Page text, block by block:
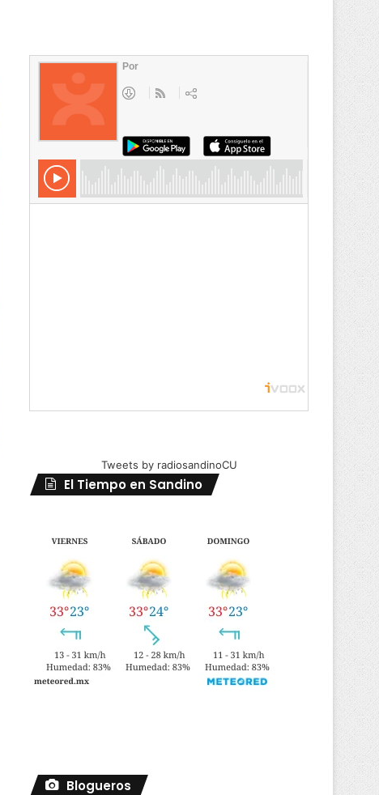
Tweets by radiosandinoCU
El Tiempo en Sandino
Blogueros